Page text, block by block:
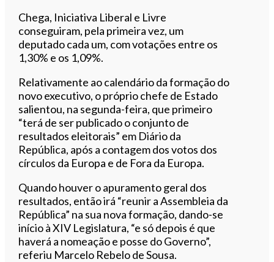
Chega, Iniciativa Liberal e Livre
conseguiram, pela primeira vez, um
deputado cada um, com votações entre os
1,30% e os 1,09%.
Relativamente ao calendário da formação do
novo executivo, o próprio chefe de Estado
salientou, na segunda-feira, que primeiro
“terá de ser publicado o conjunto de
resultados eleitorais” em Diário da
República, após a contagem dos votos dos
círculos da Europa e de Fora da Europa.
Quando houver o apuramento geral dos
resultados, então irá “reunir a Assembleia da
República” na sua nova formação, dando-se
início à XIV Legislatura, “e só depois é que
haverá a nomeação e posse do Governo”,
referiu Marcelo Rebelo de Sousa.